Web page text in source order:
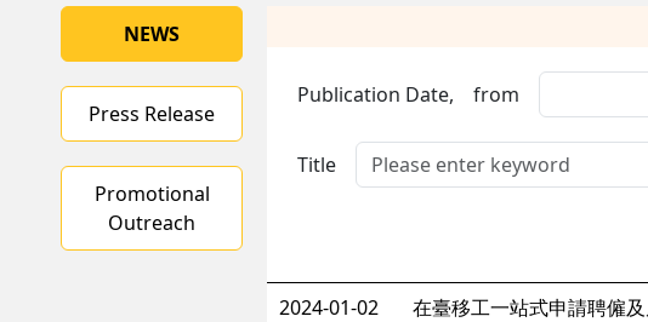
NEWS
Press Release
Promotional
Outreach
Publication Date, from
Title
2024-01-02
在臺移工一站式申請聘僱